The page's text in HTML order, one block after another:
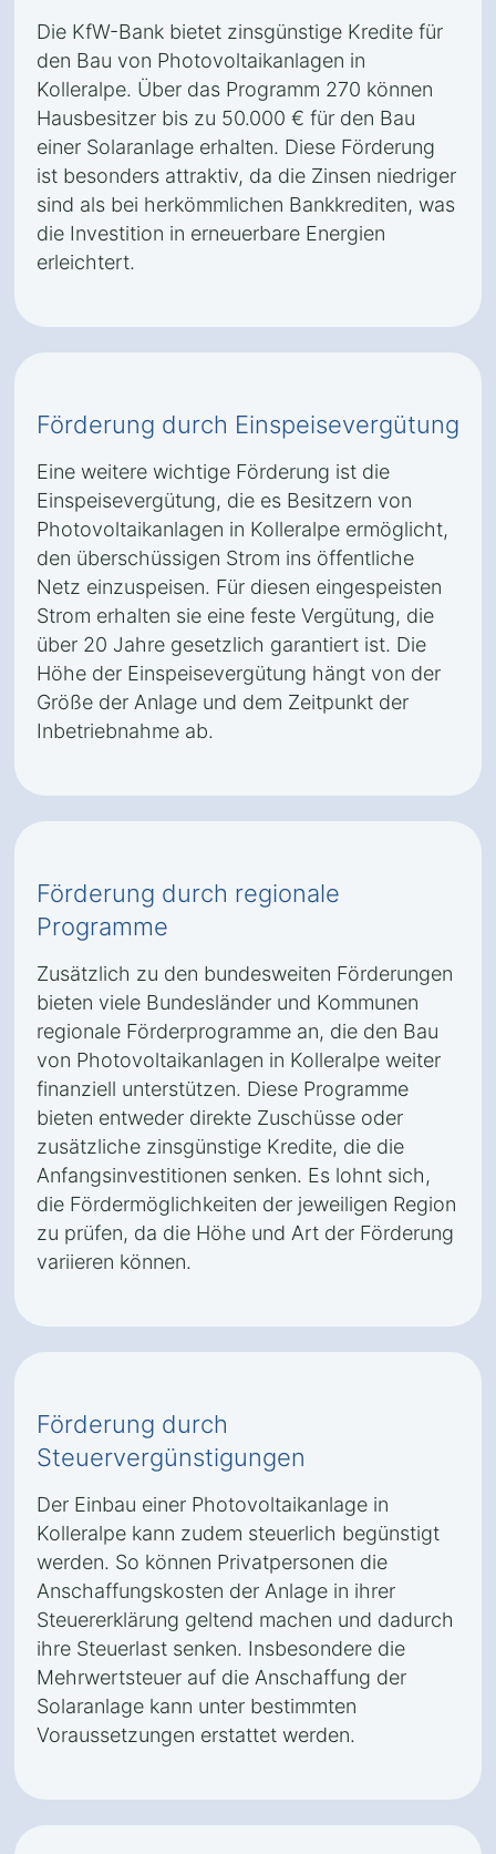
Die KfW-Bank bietet zinsgünstige Kredite für
den Bau von Photovoltaikanlagen in
Kolleralpe. Über das Programm 270 können
Hausbesitzer bis zu 50.000 € für den Bau
einer Solaranlage erhalten. Diese Förderung
ist besonders attraktiv, da die Zinsen niedriger
sind als bei herkömmlichen Bankkrediten, was
die Investition in erneuerbare Energien
erleichtert.
Förderung durch Einspeisevergütung
Eine weitere wichtige Förderung ist die
Einspeisevergütung, die es Besitzern von
Photovoltaikanlagen in Kolleralpe ermöglicht,
den überschüssigen Strom ins öffentliche
Netz einzuspeisen. Für diesen eingespeisten
Strom erhalten sie eine feste Vergütung, die
über 20 Jahre gesetzlich garantiert ist. Die
Höhe der Einspeisevergütung hängt von der
Größe der Anlage und dem Zeitpunkt der
Inbetriebnahme ab.
Förderung durch regionale
Programme
Zusätzlich zu den bundesweiten Förderungen
bieten viele Bundesländer und Kommunen
regionale Förderprogramme an, die den Bau
von Photovoltaikanlagen in Kolleralpe weiter
finanziell unterstützen. Diese Programme
bieten entweder direkte Zuschüsse oder
zusätzliche zinsgünstige Kredite, die die
Anfangsinvestitionen senken. Es lohnt sich,
die Fördermöglichkeiten der jeweiligen Region
zu prüfen, da die Höhe und Art der Förderung
variieren können.
Förderung durch
Steuervergünstigungen
Der Einbau einer Photovoltaikanlage in
Kolleralpe kann zudem steuerlich begünstigt
werden. So können Privatpersonen die
Anschaffungskosten der Anlage in ihrer
Steuererklärung geltend machen und dadurch
ihre Steuerlast senken. Insbesondere die
Mehrwertsteuer auf die Anschaffung der
Solaranlage kann unter bestimmten
Voraussetzungen erstattet werden.